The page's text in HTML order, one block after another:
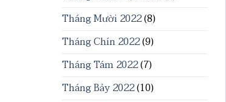
Tháng Mười 2022(8)
Tháng Chín 2022(9)
Tháng Tám 2022(7)
Tháng Bảy 2022(10)